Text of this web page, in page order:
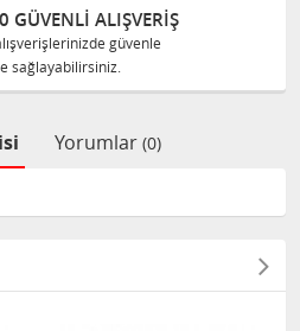
ALIŞVERİŞ
güvenle
Yorumlar (0)